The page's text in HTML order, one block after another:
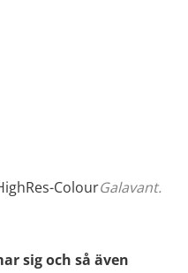
Galavant.
sig och så även